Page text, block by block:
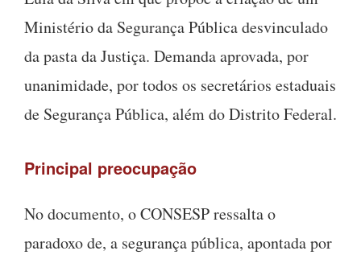
Ministério da Segurança Pública desvinculado
da pasta da Justiça. Demanda aprovada, por
unanimidade, por todos os secretários estaduais
de Segurança Pública, além do Distrito Federal.
Principal preocupação
No documento, o CONSESP ressalta o
paradoxo de, a segurança pública, apontada por